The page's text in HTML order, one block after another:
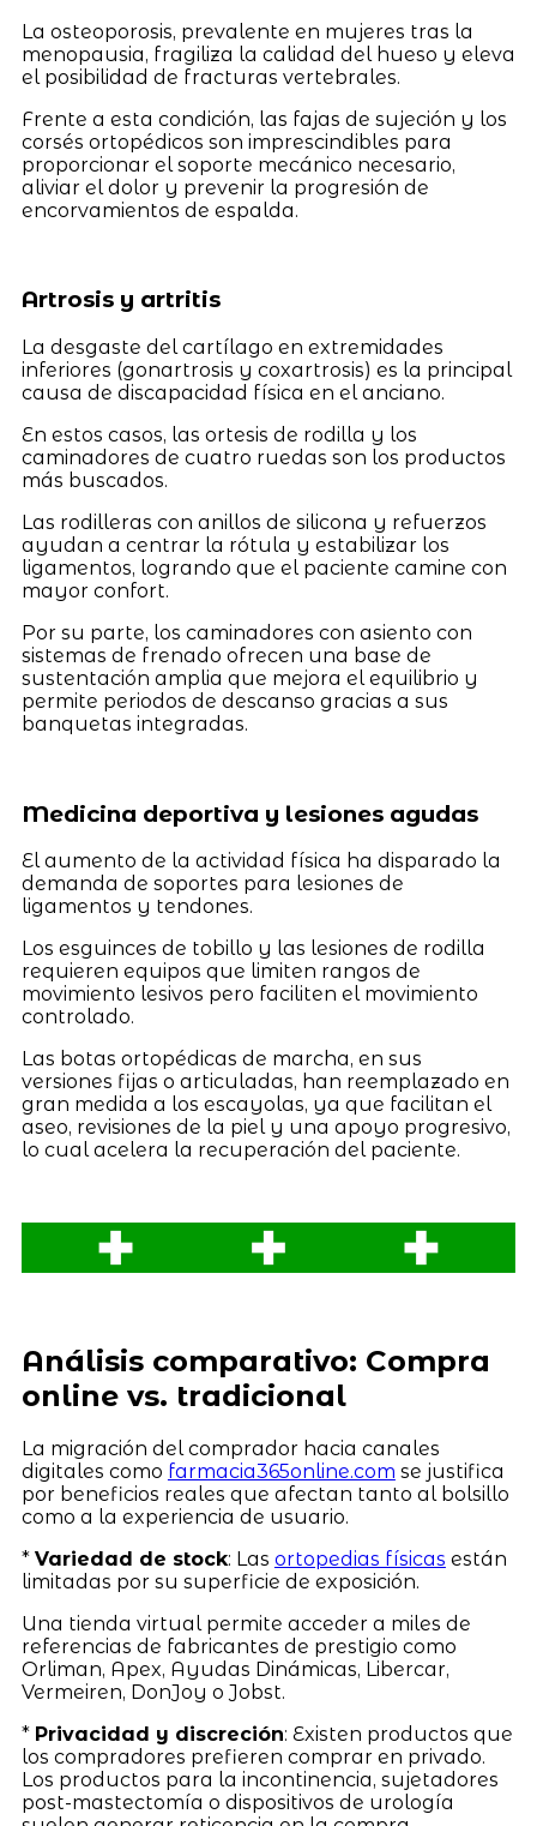
La osteoporosis, prevalente en mujeres tras la
menopausia, fragiliza la calidad del hueso y eleva
el posibilidad de fracturas vertebrales.
Frente a esta condición, las fajas de sujeción y los
corsés ortopédicos son imprescindibles para
proporcionar el soporte mecánico necesario,
aliviar el dolor y prevenir la progresión de
encorvamientos de espalda.
Artrosis y artritis
La desgaste del cartílago en extremidades
inferiores (gonartrosis y coxartrosis) es la principal
causa de discapacidad física en el anciano.
En estos casos, las ortesis de rodilla y los
caminadores de cuatro ruedas son los productos
más buscados.
Las rodilleras con anillos de silicona y refuerzos
ayudan a centrar la rótula y estabilizar los
ligamentos, logrando que el paciente camine con
mayor confort.
Por su parte, los caminadores con asiento con
sistemas de frenado ofrecen una base de
sustentación amplia que mejora el equilibrio y
permite periodos de descanso gracias a sus
banquetas integradas.
Medicina deportiva y lesiones agudas
El aumento de la actividad física ha disparado la
demanda de soportes para lesiones de
ligamentos y tendones.
Los esguinces de tobillo y las lesiones de rodilla
requieren equipos que limiten rangos de
movimiento lesivos pero faciliten el movimiento
controlado.
Las botas ortopédicas de marcha, en sus
versiones fijas o articuladas, han reemplazado en
gran medida a los escayolas, ya que facilitan el
aseo, revisiones de la piel y una apoyo progresivo,
lo cual acelera la recuperación del paciente.
Análisis comparativo: Compra
online vs. tradicional
La migración del comprador hacia canales
digitales como farmacia365online.com se justifica
por beneficios reales que afectan tanto al bolsillo
como a la experiencia de usuario.
* Variedad de stock: Las ortopedias físicas están
limitadas por su superficie de exposición.
Una tienda virtual permite acceder a miles de
referencias de fabricantes de prestigio como
Orliman, Apex, Ayudas Dinámicas, Libercar,
Vermeiren, DonJoy o Jobst.
* Privacidad y discreción: Existen productos que
los compradores prefieren comprar en privado.
Los productos para la incontinencia, sujetadores
post-mastectomía o dispositivos de urología